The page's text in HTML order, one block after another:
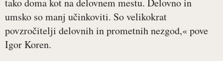
tako doma kot na delovnem mestu. Delovno in
umsko so manj učinkoviti. So velikokrat
povzročitelji delovnih in prometnih nezgod,« pove
Igor Koren.